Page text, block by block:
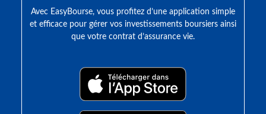
Avec EasyBourse, vous profitez d’une application simple
et efficace pour gérer vos investissements boursiers ainsi
que votre contrat d’assurance vie.